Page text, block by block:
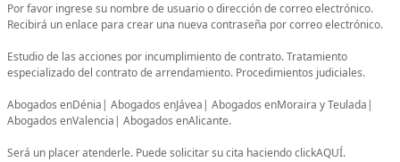
Por favor ingrese su nombre de usuario o dirección de correo electrónico.
Recibirá un enlace para crear una nueva contraseña por correo electrónico.
Estudio de las acciones por incumplimiento de contrato. Tratamiento
especializado del contrato de arrendamiento. Procedimientos judiciales.
Abogados enDénia| Abogados enJávea| Abogados enMoraira y Teulada|
Abogados enValencia| Abogados enAlicante.
Será un placer atenderle. Puede solicitar su cita haciendo clickAQUÍ.